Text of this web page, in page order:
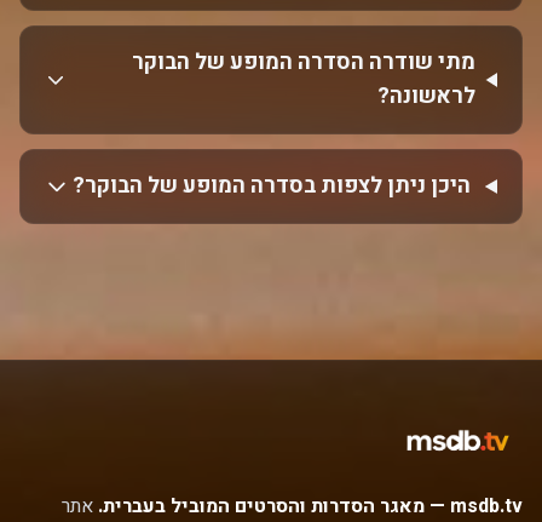
מתי שודרה הסדרה המופע של הבוקר
לראשונה?
היכן ניתן לצפות בסדרה המופע של הבוקר?
msdb.tv — מאגר הסדרות והסרטים המוביל בעברית.
אתר